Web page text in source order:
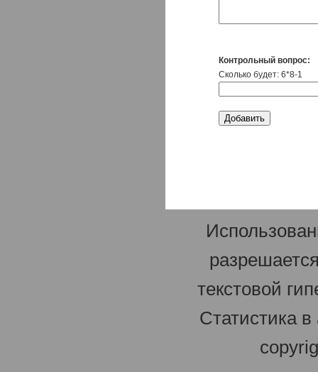
Контрольный вопрос:
Сколько будет: 6*8-1
текстовой
Статистика